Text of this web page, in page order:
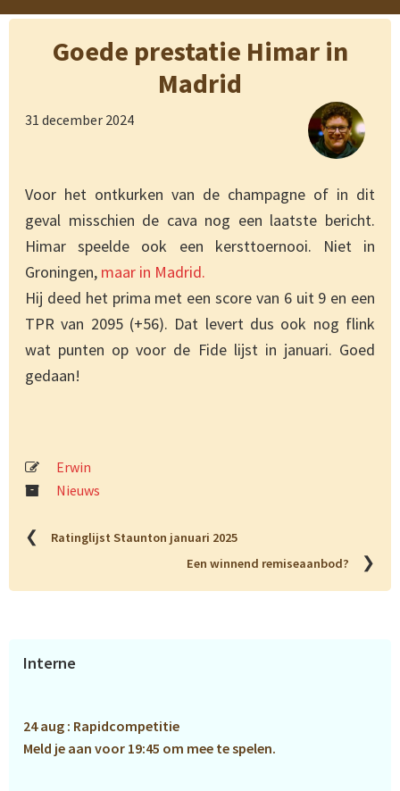
Goede prestatie Himar in
Madrid
31 december 2024
Voor het ontkurken van de champagne of in dit
geval misschien de cava nog een laatste bericht.
Himar speelde ook een kersttoernooi. Niet in
Groningen, maar in Madrid.
Hij deed het prima met een score van 6 uit 9 en een
TPR van 2095 (+56). Dat levert dus ook nog flink
wat punten op voor de Fide lijst in januari. Goed
gedaan!
Erwin
Nieuws
❮
Ratinglijst Staunton januari 2025
Een winnend remiseaanbod?
❯
Primaire
Interne
24 aug : Rapidcompetitie
Meld je aan voor 19:45 om mee te spelen.